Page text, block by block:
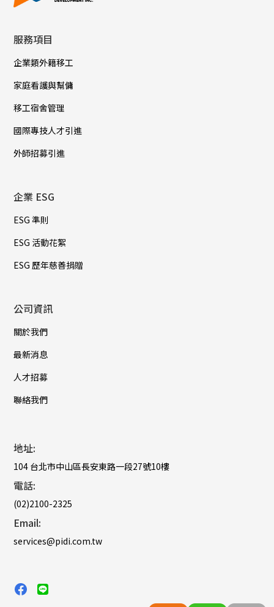
服務項目
企業類外籍移工
家庭看護與幫傭
移工宿舍管理
國際專技人才引進
外師招募引進
企業 ESG
ESG 準則
ESG 活動花絮
ESG 歷年慈善捐贈
公司資訊
關於我們
最新消息
人才招募
聯絡我們
地址:
104 台北市中山區長安東路一段27號10樓
電話:
(02)2100-2325
Email:
services@pidi.com.tw